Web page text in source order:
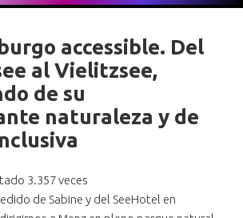
accessible. Del
al Vielitzsee,
de su
naturaleza y de
3.357 veces
de Sabine y del SeeHotel en